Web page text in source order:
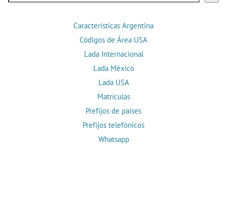
Características Argentina
Códigos de Área USA
Lada Internacional
Lada México
Lada USA
Matrículas
Prefijos de países
Prefijos telefónicos
Whatsapp